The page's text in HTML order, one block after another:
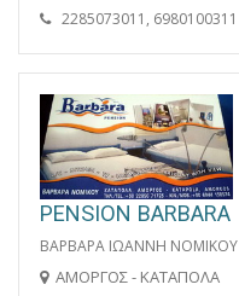
2285073011, 6980100311
PENSION BARBARA
ΒΑΡΒΑΡΑ ΙΩΑΝΝΗ ΝΟΜΙΚΟΥ
ΑΜΟΡΓΟΣ - ΚΑΤΑΠΟΛΑ